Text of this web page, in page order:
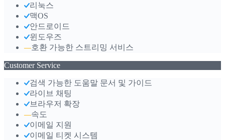
리눅스
맥OS
안드로이드
윈도우즈
—호환 가능한 스트리밍 서비스
Customer Service
검색 가능한 도움말 문서 및 가이드
라이브 채팅
브라우저 확장
—속도
이메일 지원
이메일 티켓 시스템